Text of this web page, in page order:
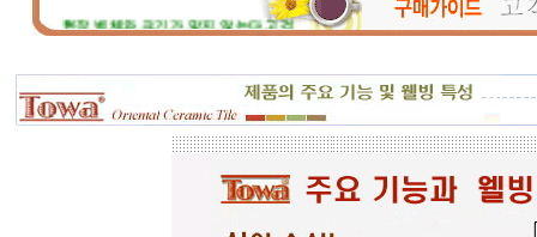
현장 벽체와 크기가 맞지 않는다고 걱
정마세요. 부족하거나 남는부분은 자
토와 분청사기 부조 벽화는 일련
번호가 있으니, 근처에 타일공을 불러
직접 시공하시고, 번거러워 저희 시공
팀에 의뢰하시면, 시공 포함한 세부 견
포인트 벽화는 토아트에서..☆